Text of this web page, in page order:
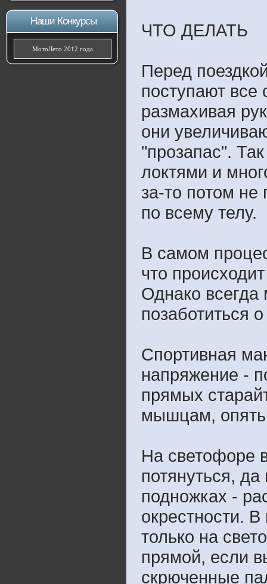
Наши Конкурсы
МотоЛето 2012 года
ЧТО ДЕЛАТЬ
Перед
поступают все
размахивая
они
"прозапас".
локтями и
за-то потом
по всему телу.
В самом
что
Однако всегда
позаботиться
Спортивная
напряжение -
прямых
мышцам,
На светофоре
потянуться,
подножках -
окрестности.
только на
прямой, если
скрюченные